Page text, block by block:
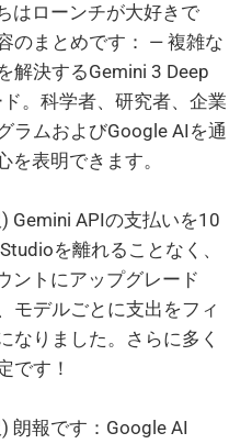
はローンチが大好きで
のまとめです： — 複雑な
解決するGemini 3 Deep
。科学者、研究者、企業
ラムおよびGoogle AIを通
を表明できます。
Gemini APIの支払いを10
を離れることなく、
ントにアップグレード
モデルごとに支出をフィ
なりました。さらに多く
です！
朗報です：Google AI